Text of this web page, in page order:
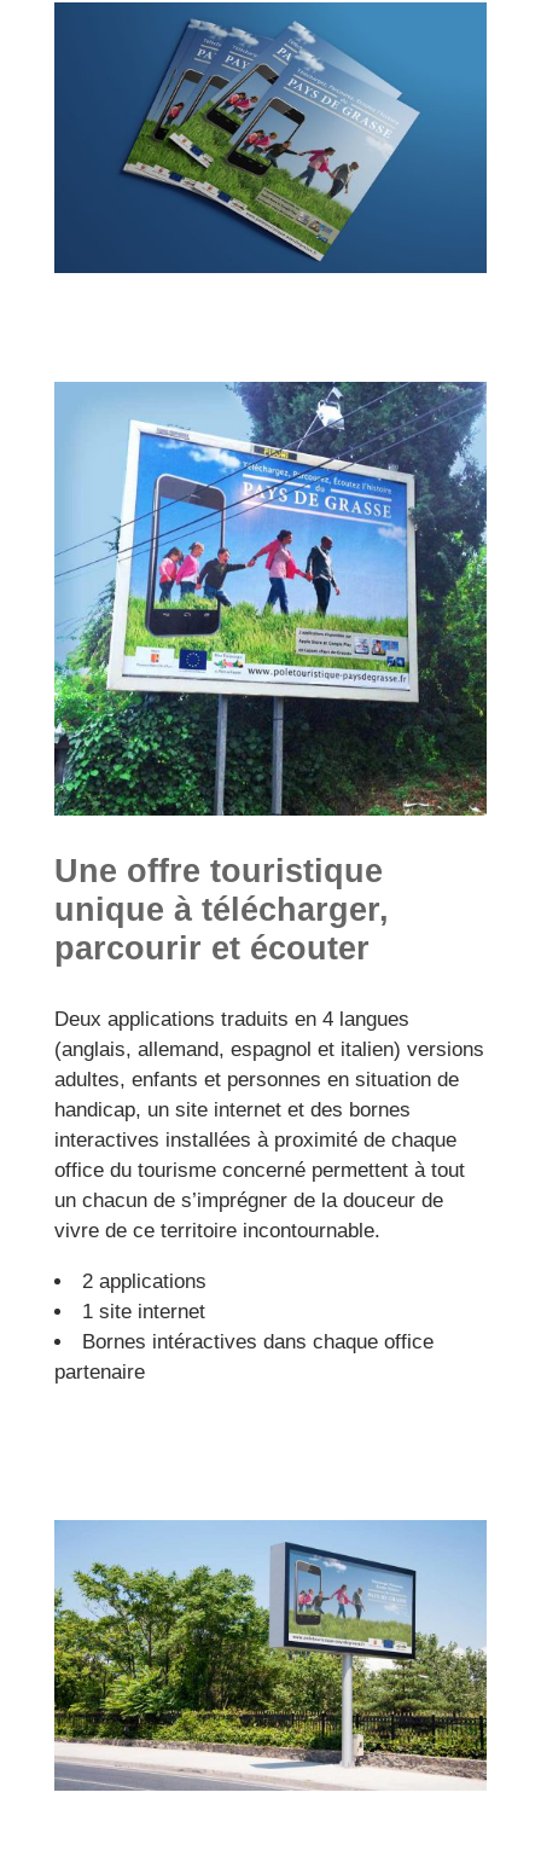
Une offre touristique
unique à télécharger,
parcourir et écouter
Deux applications traduits en 4 langues
(anglais, allemand, espagnol et italien) versions
adultes, enfants et personnes en situation de
handicap, un site internet et des bornes
interactives installées à proximité de chaque
office du tourisme concerné permettent à tout
un chacun de s’imprégner de la douceur de
vivre de ce territoire incontournable.
2 applications
1 site internet
Bornes intéractives dans chaque office
partenaire